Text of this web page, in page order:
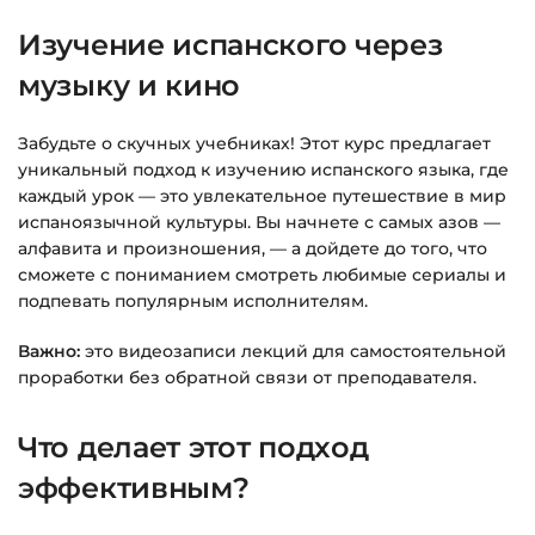
Заполните все поля (почта и пароль).
Оплатите удобным способом (более 8
После оплаты появится страница
благодарности с кнопкой«Перейти к
загрузкам». Нажмите её — и откроется
страница с курсами.
Дополнительно ссылка на курс придёт вам
Доступ к курсам: без ограничений по
Подробнее об оплате и безопасности — в
справке >>>
Изучение испанского через
музыку и кино
Забудьте о скучных учебниках! Этот курс предлагает
уникальный подход к изучению испанского языка, где
каждый урок — это увлекательное путешествие в мир
испаноязычной культуры. Вы начнете с самых азов —
алфавита и произношения, — а дойдете до того, что
сможете с пониманием смотреть любимые сериалы и
подпевать популярным исполнителям.
Важно: это видеозаписи лекций для самостоятельной
проработки без обратной связи от преподавателя.
Что делает этот подход
эффективным?